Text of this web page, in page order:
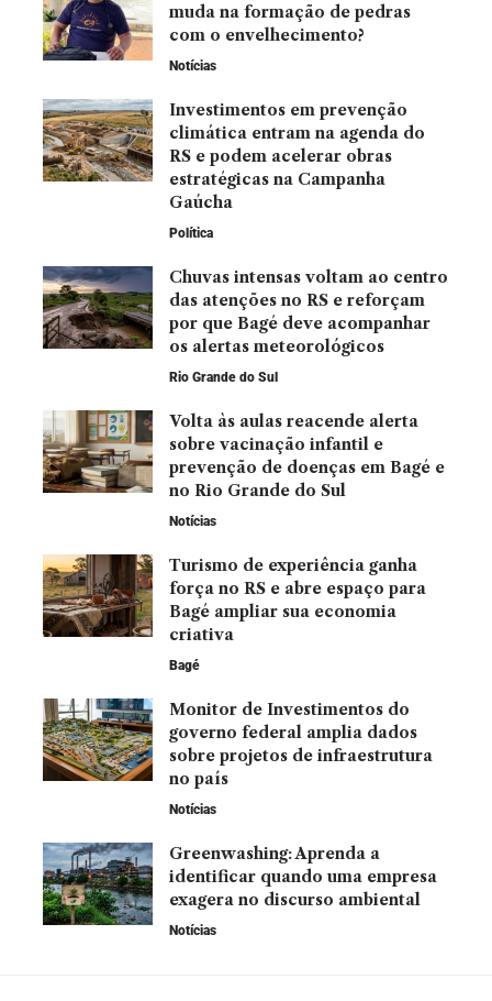
muda na formação de pedras
com o envelhecimento?
Notícias
Investimentos em prevenção
climática entram na agenda do
RS e podem acelerar obras
estratégicas na Campanha
Gaúcha
Política
Chuvas intensas voltam ao centro
das atenções no RS e reforçam
por que Bagé deve acompanhar
os alertas meteorológicos
Rio Grande do Sul
Volta às aulas reacende alerta
sobre vacinação infantil e
prevenção de doenças em Bagé e
no Rio Grande do Sul
Notícias
Turismo de experiência ganha
força no RS e abre espaço para
Bagé ampliar sua economia
criativa
Bagé
Monitor de Investimentos do
governo federal amplia dados
sobre projetos de infraestrutura
no país
Notícias
Greenwashing: Aprenda a
identificar quando uma empresa
exagera no discurso ambiental
Notícias